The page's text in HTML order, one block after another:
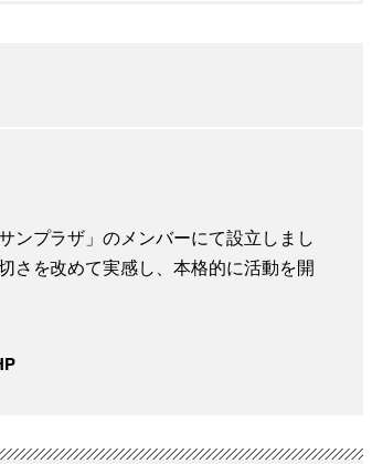
ンプラザ」のメンバーにて設立しまし
さを改めて実感し、本格的に活動を開